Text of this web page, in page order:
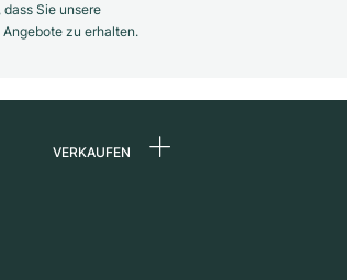
Sie unsere
zu erhalten.
VERKAUFEN